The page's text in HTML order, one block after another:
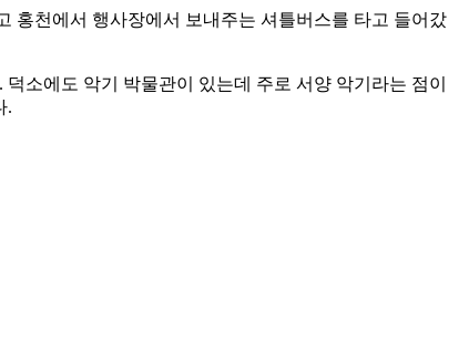
홍천에서 행사장에서 보내주는 셔틀버스를 타고 들어갔
소에도 악기 박물관이 있는데 주로 서양 악기라는 점이
.